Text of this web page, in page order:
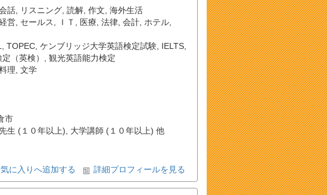
話, リスニング, 読解, 作文, 海外生活
営, セールス, ＩＴ , 医療, 法律, 会計, ホテル,
, TOPEC, ケンブリッジ大学英語検定試験, IELTS,
（英検） , 観光英語能力検定
理, 文学
市
生 (１０年以上), 大学講師 (１０年以上) 他
に入りへ追加する 詳細プロフィールを見る